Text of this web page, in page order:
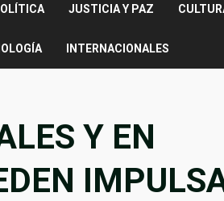
JUSTICIA Y PAZ
INTERNACIONALES
Y EN